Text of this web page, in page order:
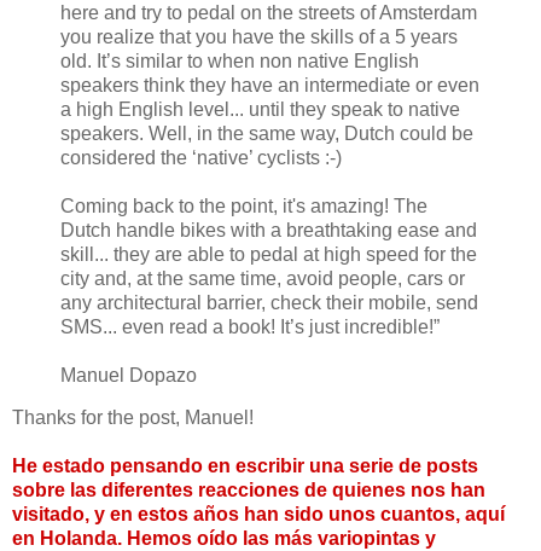
here and try to pedal on the streets of Amsterdam
you realize that you have the skills of a 5 years
old. It’s similar to when non native English
speakers think they have an intermediate or even
a high English level... until they speak to native
speakers. Well, in the same way, Dutch could be
considered the ‘native’ cyclists :-)
Coming back to the point, it's amazing! The
Dutch handle bikes with a breathtaking ease and
skill... they are able to pedal at high speed for the
city and, at the same time, avoid people, cars or
any architectural barrier, check their mobile, send
SMS... even read a book! It’s just incredible!”
Manuel Dopazo
Thanks for the post, Manuel!
He estado pensando en escribir una serie de posts
sobre las diferentes reacciones de quienes nos han
visitado, y en estos años han sido unos cuantos, aquí
en Holanda. Hemos oído las más variopintas y